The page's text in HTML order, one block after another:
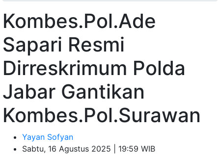
Kombes.Pol.Ade
Sapari Resmi
Dirreskrimum Polda
Jabar Gantikan
Kombes.Pol.Surawan
Yayan Sofyan
Sabtu, 16 Agustus 2025 | 19:59 WIB